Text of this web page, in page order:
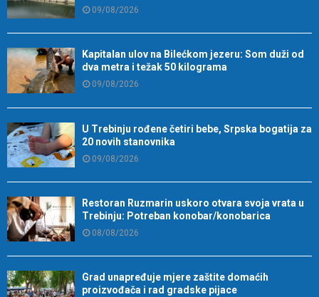
09/08/2026
Kapitalan ulov na Bilećkom jezeru: Som duži od
dva metra i težak 50 kilograma
09/08/2026
U Trebinju rođene četiri bebe, Srpska bogatija za
20 novih stanovnika
09/08/2026
Restoran Ruzmarin uskoro otvara svoja vrata u
Trebinju: Potreban konobar/konobarica
08/08/2026
Grad unapređuje mjere zaštite domaćih
proizvođača i rad gradske pijace